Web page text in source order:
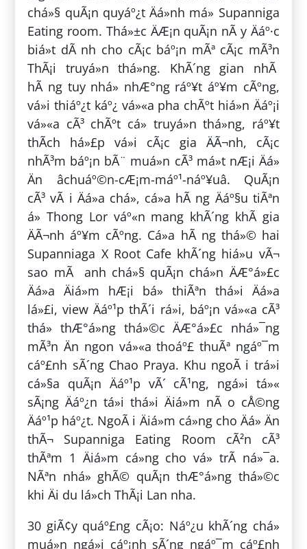
chá»§ quÃ¡n quyáº¿t Äá»nh má» Supanniga
Eating room. Thá»±c ÄÆ¡n quÃ¡n nÃ y Äáº·c
biá»t dÃ nh cho cÃ¡c báº¡n mÃª cÃ¡c mÃ³n
ThÃ¡i truyá»n thá»ng. KhÃ´ng gian nhÃ
hÃ ng tuy nhá» nhÆ°ng ráº¥t áº¥m cÃºng,
vá»i thiáº¿t káº¿ vá»«a pha chÃºt hiá»n Äáº¡i
vá»«a cÃ³ chÃºt cá» truyá»n thá»ng, ráº¥t
thÃ­ch há»£p vá»i cÃ¡c gia ÄÃ¬nh, cÃ¡c
nhÃ³m báº¡n bÃ¨ muá»n cÃ³ má»t nÆ¡i Äá»
Än âchuáº©n-cÆ¡m-máº¹-náº¥uâ. QuÃ¡n
cÃ³ vÃ i Äá»a chá», cá»­a hÃ ng Äáº§u tiÃªn
á» Thong Lor váº«n mang khÃ´ng khÃ­ gia
ÄÃ¬nh áº¥m cÃºng. Cá»­a hÃ ng thá»© hai
Supanniaga X Root Cafe khÃ´ng hiá»u vÃ¬
sao mÃ anh chá»§ quÃ¡n chá»n ÄÆ°á»£c
Äá»a Äiá»m hÆ¡i bá» thiÃªn thá»i Äá»a
lá»£i, view Äáº¹p thÃ´i rá»i, báº¡n vá»«a cÃ³
thá» thÆ°á»ng thá»©c ÄÆ°á»£c nhá»¯ng
mÃ³n Än ngon vá»«a thoáº£ thuÃª ngáº¯m
cáº£nh sÃ´ng Chao Praya. Khu ngoÃ i trá»i
cá»§a quÃ¡n Äáº¹p vÃ´ cÃ¹ng, ngá»i tá»«
sÃ¡ng Äáº¿n tá»i thá»i Äiá»m nÃ o cÅ©ng
Äáº¹p háº¿t. NgoÃ i Äiá»m cá»ng cho Äá» Än
thÃ¬ Supanniga Eating Room cÃ²n cÃ³
thÃªm 1 Äiá»m cá»ng cho vá» trÃ­ ná»¯a.
NÃªn nhá» ghÃ© quÃ¡n thÆ°á»ng thá»©c
khi Äi du lá»ch ThÃ¡i Lan nha.
30 giÃ¢y quáº£ng cÃ¡o: Náº¿u khÃ´ng chá»
muá»n ngá»i cáº¡nh sÃ´ng ngáº¯m cáº£nh